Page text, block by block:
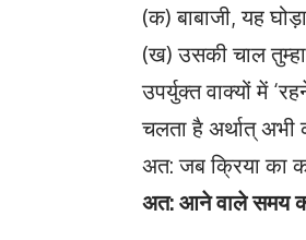
(क) बाबाजी, यह
(ख) उसकी चाल
उपर्युक्त वाक्यों में
चलता है अर्थात्‌ अभी
अत: जब क्रिया का
अत: आने वाले समय